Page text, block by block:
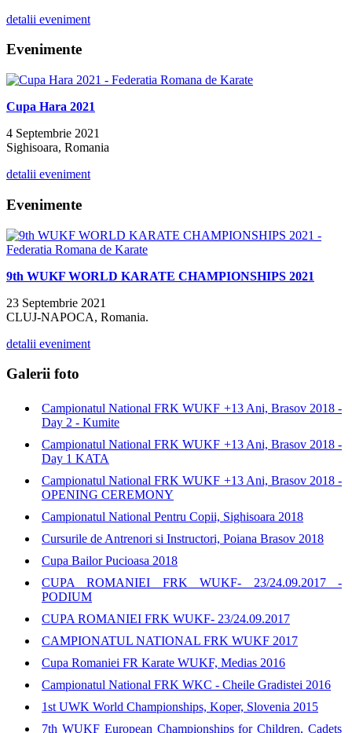
detalii eveniment
Evenimente
Cupa Hara 2021
4 Septembrie 2021
Sighisoara, Romania
detalii eveniment
Evenimente
9th WUKF WORLD KARATE CHAMPIONSHIPS 2021
23 Septembrie 2021
CLUJ-NAPOCA, Romania.
detalii eveniment
Galerii foto
Campionatul National FRK WUKF +13 Ani, Brasov 2018 -
Day 2 - Kumite
Campionatul National FRK WUKF +13 Ani, Brasov 2018 -
Day 1 KATA
Campionatul National FRK WUKF +13 Ani, Brasov 2018 -
OPENING CEREMONY
Campionatul National Pentru Copii, Sighisoara 2018
Cursurile de Antrenori si Instructori, Poiana Brasov 2018
Cupa Bailor Pucioasa 2018
CUPA ROMANIEI FRK WUKF- 23/24.09.2017 -
PODIUM
CUPA ROMANIEI FRK WUKF- 23/24.09.2017
CAMPIONATUL NATIONAL FRK WUKF 2017
Cupa Romaniei FR Karate WUKF, Medias 2016
Campionatul National FRK WKC - Cheile Gradistei 2016
1st UWK World Championships, Koper, Slovenia 2015
7th WUKF European Championships for Children, Cadets